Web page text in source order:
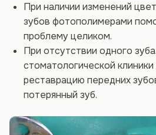
При наличии изменений
зубов фотополимерами
проблему целиком.
При отсутствии одного
стоматологической
реставрацию передних
потерянный зуб.